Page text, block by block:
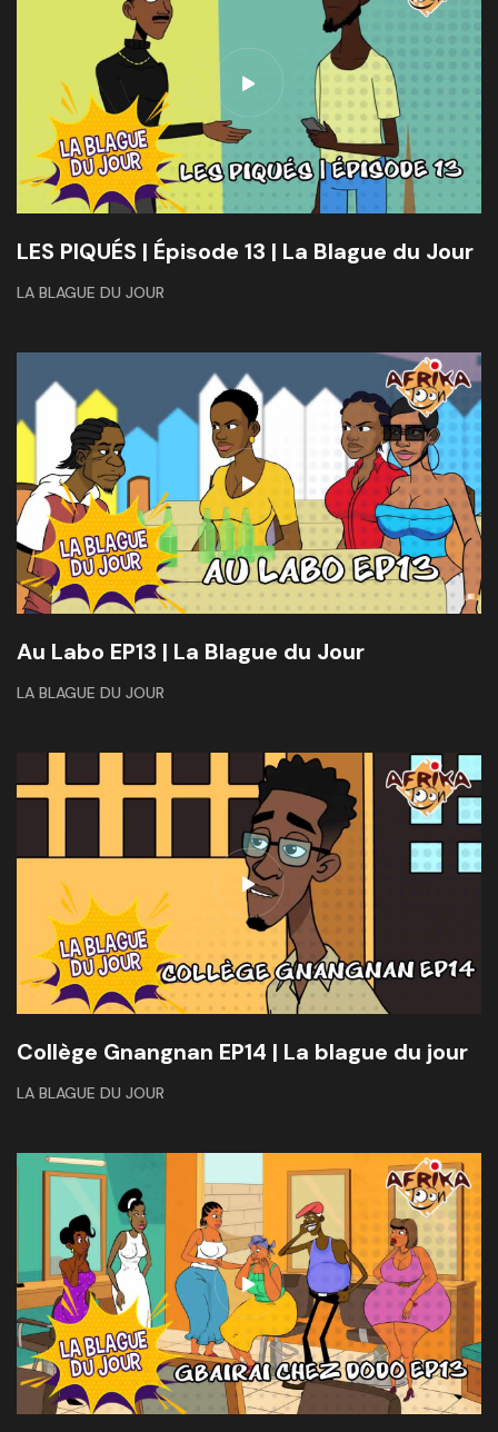
LES PIQUÉS | Épisode 13 | La Blague du Jour
LA BLAGUE DU JOUR
Au Labo EP13 | La Blague du Jour
LA BLAGUE DU JOUR
Collège Gnangnan EP14 | La blague du jour
LA BLAGUE DU JOUR